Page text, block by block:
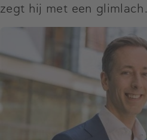
zegt hij met een glimlach.